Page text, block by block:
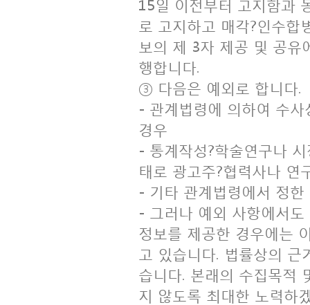
로 고지하고 매각?인수
보의 제 3자 제공 및 공유
행합니다.
③ 다음은 예외로 합니다.
- 관계법령에 의하여 수
경우
- 통계작성?학술연구나
태로 광고주?협력사나 연
- 기타 관계법령에서 정
- 그러나 예외 사항에서
정보를 제공한 경우에는
고 있습니다. 법률상의
습니다. 본래의 수집목적
지 않도록 최대한 노력하